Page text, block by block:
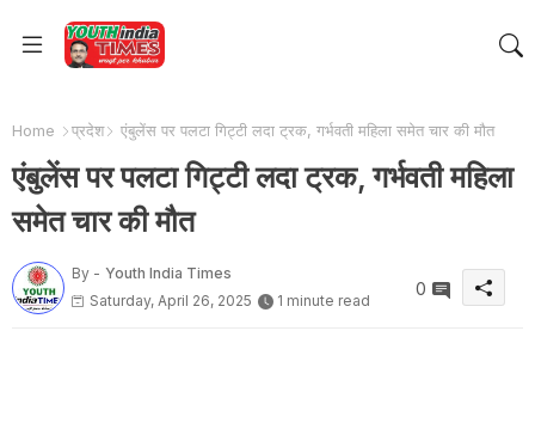
Home प्रदेश एंबुलेंस पर पलटा गिट्टी लदा ट्रक, गर्भवती महिला समेत चार की मौत
एंबुलेंस पर पलटा गिट्टी लदा ट्रक, गर्भवती महिला
समेत चार की मौत
By - Youth India Times
Saturday, April 26, 2025
1 minute read
0